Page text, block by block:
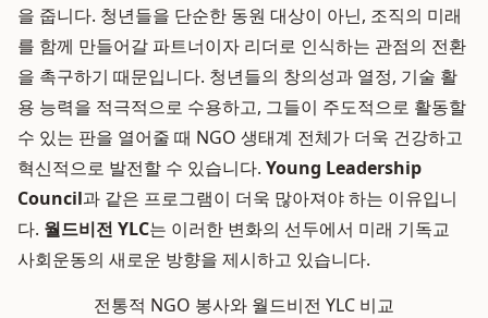
을 줍니다. 청년들을 단순한 동원 대상이 아닌, 조직의 미래
를 함께 만들어갈 파트너이자 리더로 인식하는 관점의 전환
을 촉구하기 때문입니다. 청년들의 창의성과 열정, 기술 활
용 능력을 적극적으로 수용하고, 그들이 주도적으로 활동할
수 있는 판을 열어줄 때 NGO 생태계 전체가 더욱 건강하고
혁신적으로 발전할 수 있습니다. Young Leadership
Council과 같은 프로그램이 더욱 많아져야 하는 이유입니
다. 월드비전 YLC는 이러한 변화의 선두에서 미래 기독교
사회운동의 새로운 방향을 제시하고 있습니다.
전통적 NGO 봉사와 월드비전 YLC 비교